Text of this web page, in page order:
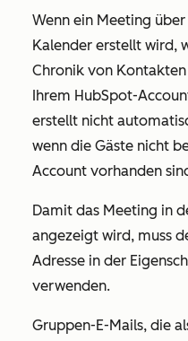
Wenn ein Meeting
Kalender erstellt wird,
Chronik von
Ihrem HubSpot-
erstellt nicht
wenn die Gäste nicht
Account vorhanden
Damit das Meeting in
angezeigt wird, muss
Adresse in der
verwenden.
Gruppen-E-Mails, die